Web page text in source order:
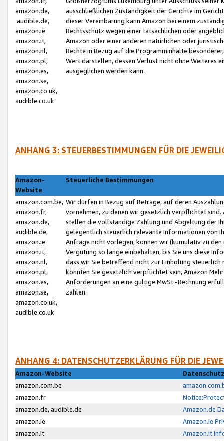
amazon.de,
audible.de,
amazon.ie
amazon.it,
amazon.nl,
amazon.pl,
amazon.es,
amazon.se,
amazon.co.uk,
audible.co.uk
ausschließlichen Zuständigkeit der Gerichte im
dieser Vereinbarung kann Amazon bei einem
Rechtsschutz wegen einer tatsächlichen oder
Amazon oder einer anderen natürlichen oder
Rechte in Bezug auf die Programminhalte
Wert darstellen, dessen Verlust nicht ohne Weiteres
ausgeglichen werden kann.
ANHANG 3: STEUERBESTIMMUNGEN FÜR DIE
Amazon-
Website
Steuerliche Bestimmungen
amazon.com.be,
amazon.fr,
amazon.de,
audible.de,
amazon.ie
amazon.it,
amazon.nl,
amazon.pl,
amazon.es,
amazon.se,
amazon.co.uk,
audible.co.uk
Wir dürfen in Bezug auf Beträge, auf deren
vornehmen, zu denen wir gesetzlich verpflichtet
stellen die vollständige Zahlung und Abgeltung der
gelegentlich steuerlich relevante Informationen von
Anfrage nicht vorlegen, können wir (kumulativ zu
Vergütung so lange einbehalten, bis Sie uns diese
dass wir Sie betreffend nicht zur Einholung
könnten Sie gesetzlich verpflichtet sein, Amazon
Anforderungen an eine gültige MwSt.-Rechnung
zahlen.
ANHANG 4: DATENSCHUTZERKLÄRUNG FÜR DIE
Amazon-Website
amazon.com.be
amazon.fr
amazon.de, audible.de
Amazon.de
amazon.ie
Amazon.ie
amazon.it
Amazon.it